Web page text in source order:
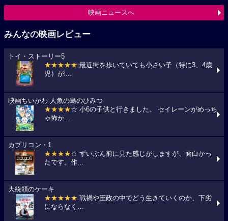
映画ニュースへ
みんなの映画レビュー
トイ・ストーリー5
★★★★★ 最近街を歩いていても小さい子（特に3、4歳
児）がi...
映画ちいかわ 人魚の島のひみつ
★★★★☆ 小6の子供と行きました。 セイレーンがめっち
ゃ怖か...
カプリコン・1
★★★★☆ ずいぶん前に見た感じがしますが、面白かっ
たです。作...
大統領のケーキ
★★★★★ 戦禍や圧政の中でどう生きていくのか、下劣
にならなく...